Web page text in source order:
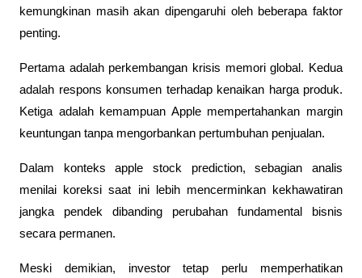
kemungkinan masih akan dipengaruhi oleh beberapa faktor
penting.
Pertama adalah perkembangan krisis memori global. Kedua
adalah respons konsumen terhadap kenaikan harga produk.
Ketiga adalah kemampuan Apple mempertahankan margin
keuntungan tanpa mengorbankan pertumbuhan penjualan.
Dalam konteks apple stock prediction, sebagian analis
menilai koreksi saat ini lebih mencerminkan kekhawatiran
jangka pendek dibanding perubahan fundamental bisnis
secara permanen.
Meski demikian, investor tetap perlu memperhatikan